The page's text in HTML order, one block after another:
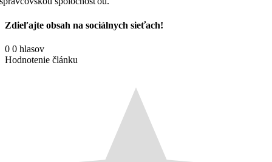
Zdieľajte obsah na sociálnych sieťach!
Facebook
X
Reddit
LinkedIn
WhatsApp
Tumblr
Pinterest
Vk
Email
0 0 hlasov
Hodnotenie článku